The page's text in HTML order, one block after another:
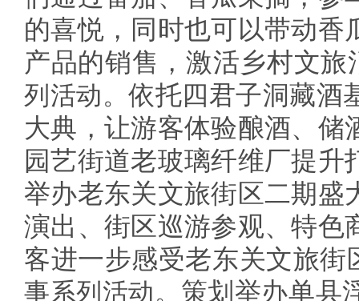
的喜悦，同时也可以带动香
产品的销售，激活乡村文旅
列活动。依托四君子洞藏酒
大典，让游客体验酿酒、储
园艺街道老玻璃纤维厂提
举办老东关文旅街区二期盛
演出、街区巡游参观、特色
客进一步感受老东关文旅街
事系列活动。 策划举办单县